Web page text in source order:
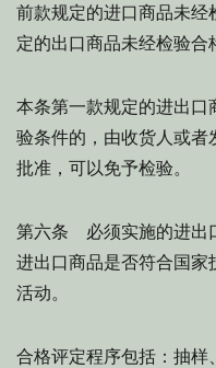
前款规定的进口商品未
定的出口商品未经检验合
本条第一款规定的进出口
验条件的，由收货人或者
批准，可以免予检验。
第六条 必须实施的进出
进出口商品是否符合国家
活动。
合格评定程序包括：抽样